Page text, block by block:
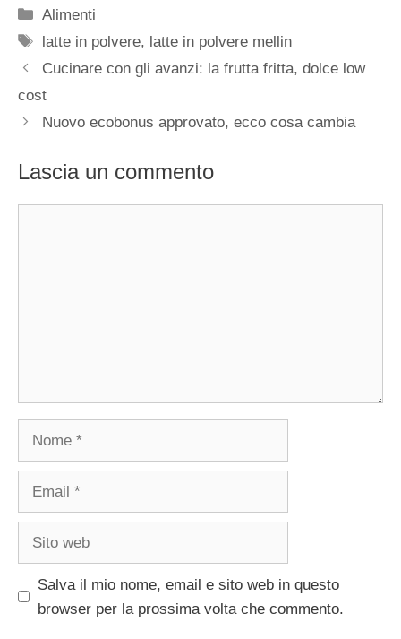
Categorie
Alimenti
Tag
latte in polvere, latte in polvere mellin
Cucinare con gli avanzi: la frutta fritta, dolce low
cost
Nuovo ecobonus approvato, ecco cosa cambia
Lascia un commento
Salva il mio nome, email e sito web in questo
browser per la prossima volta che commento.